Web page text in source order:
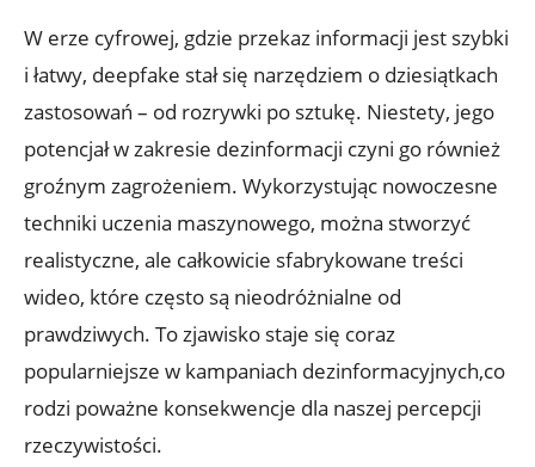
W erze cyfrowej, gdzie przekaz informacji ⁢jest szybki
i łatwy, deepfake stał się narzędziem‌ o dziesiątkach
zastosowań – od rozrywki po sztukę. Niestety, jego ​
potencjał w ⁤zakresie dezinformacji czyni go również⁢
groźnym zagrożeniem. Wykorzystując nowoczesne
techniki‍ uczenia maszynowego, można stworzyć
realistyczne, ale całkowicie sfabrykowane treści
wideo, które często są nieodróżnialne od
prawdziwych. To zjawisko⁣ staje się⁢ coraz
popularniejsze w kampaniach dezinformacyjnych,co
rodzi poważne‍ konsekwencje dla ‌naszej percepcji
rzeczywistości.